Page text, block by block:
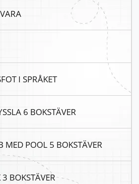
I SPRÅKET
6 BOKSTÄVER
MED POOL 5 BOKSTÄVER
BOKSTÄVER